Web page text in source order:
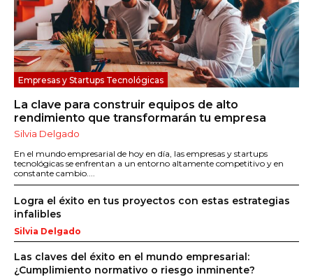
Empresas y Startups Tecnológicas
La clave para construir equipos de alto
rendimiento que transformarán tu empresa
Silvia Delgado
En el mundo empresarial de hoy en día, las empresas y startups
tecnológicas se enfrentan a un entorno altamente competitivo y en
constante cambio....
Logra el éxito en tus proyectos con estas estrategias
infalibles
Silvia Delgado
Las claves del éxito en el mundo empresarial:
¿Cumplimiento normativo o riesgo inminente?